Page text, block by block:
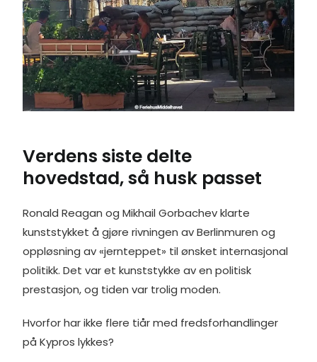
Verdens siste delte
hovedstad, så husk passet
Ronald Reagan og Mikhail Gorbachev klarte
kunststykket å gjøre rivningen av Berlinmuren og
oppløsning av «jernteppet» til ønsket internasjonal
politikk. Det var et kunststykke av en politisk
prestasjon, og tiden var trolig moden.
Hvorfor har ikke flere tiår med fredsforhandlinger
på Kypros lykkes?